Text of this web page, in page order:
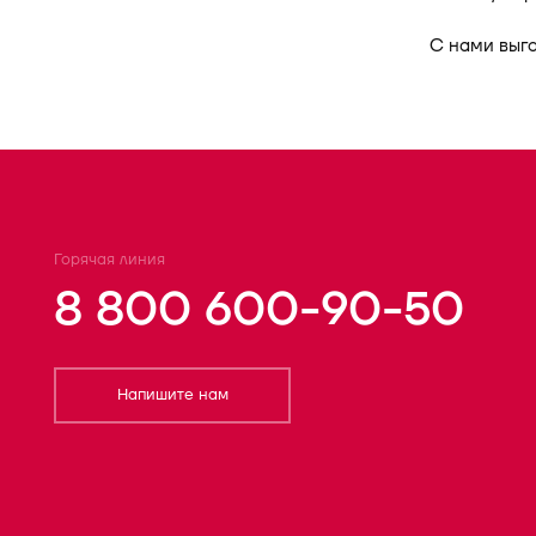
С нами
Горячая линия
8 800 600-90-50
Напишите нам